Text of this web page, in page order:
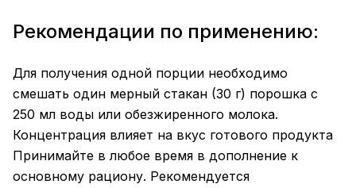
Рекомендации по применению:
Для получения одной порции необходимо
смешать один мерный стакан (30 г) порошка с
250 мл воды или обезжиренного молока.
Концентрация влияет на вкус готового продукта
Принимайте в любое время в дополнение к
основному рациону. Рекомендуется